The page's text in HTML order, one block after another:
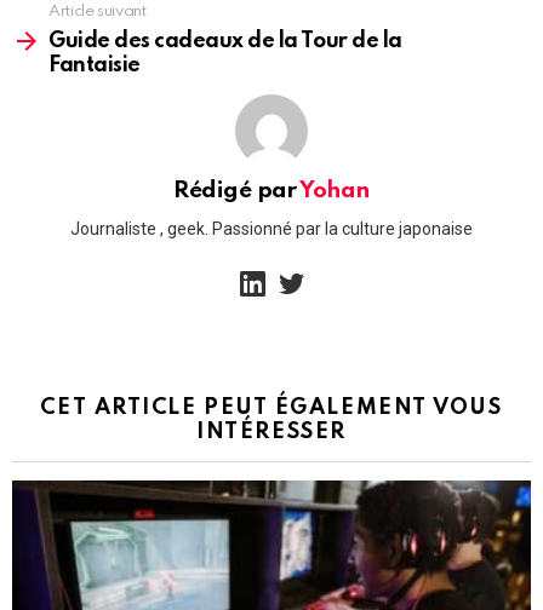
Article suivant
Guide des cadeaux de la Tour de la
Fantaisie
Rédigé parYohan
Journaliste , geek. Passionné par la culture japonaise
linkedin
CET ARTICLE PEUT ÉGALEMENT VOUS
INTÉRESSER